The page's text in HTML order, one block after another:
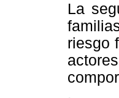
La
riesgo